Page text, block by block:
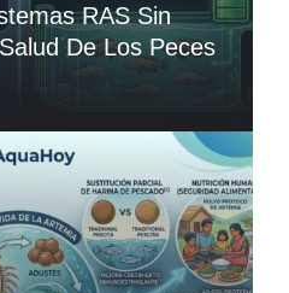
RAS Sin
De Los Peces